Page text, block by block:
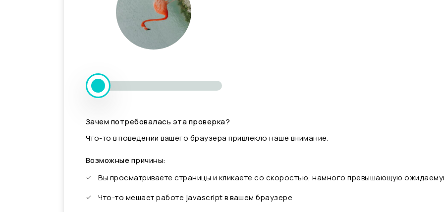
Зачем потребовалась эта проверка?
Что-то в поведении вашего браузера привлекло наше внимание.
Возможные причины:
Вы просматриваете страницы и кликаете со скоростью, намного превышающую
Что-то мешает работе javascript в вашем браузере